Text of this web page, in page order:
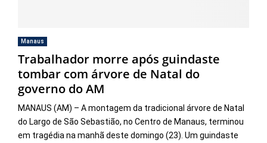
Manaus
Trabalhador morre após guindaste
tombar com árvore de Natal do
governo do AM
MANAUS (AM) – A montagem da tradicional árvore de Natal
do Largo de São Sebastião, no Centro de Manaus, terminou
em tragédia na manhã deste domingo (23). Um guindaste